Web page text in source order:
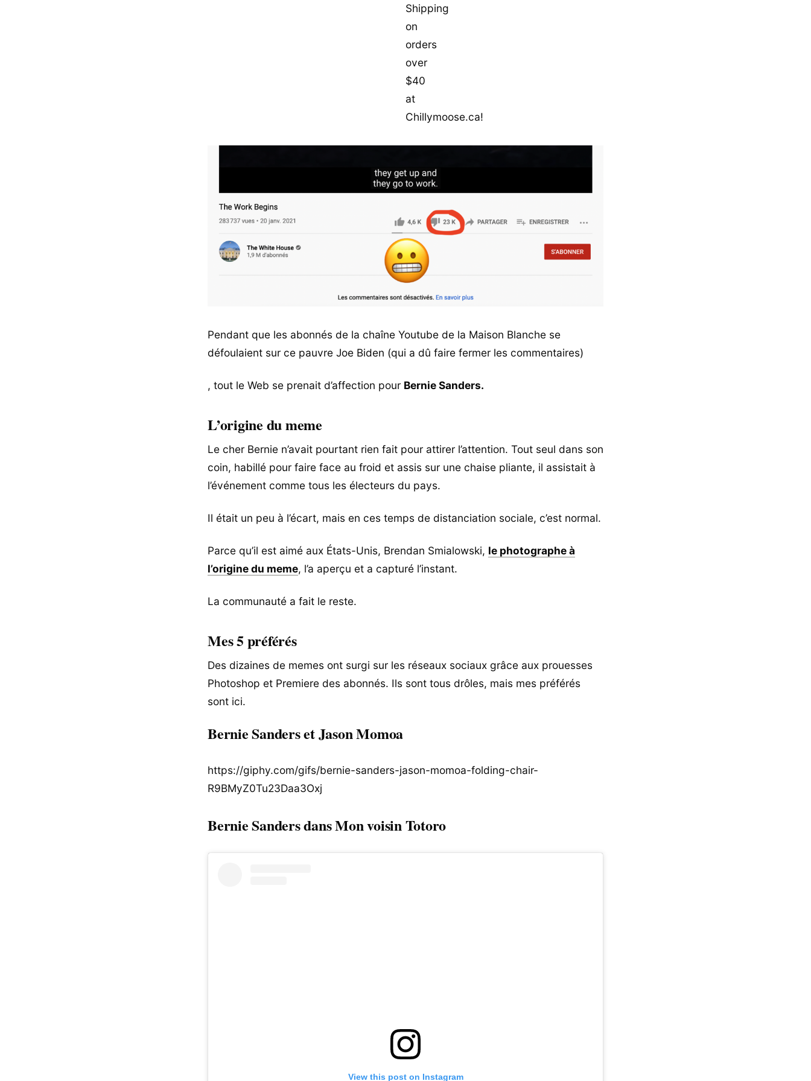
Pendant que les abonnés de la chaîne Youtube de la Maison Blanche se
défoulaient sur ce pauvre Joe Biden (qui a dû faire fermer les commentaires)
, tout le Web se prenait d’affection pour Bernie Sanders.
L’origine du meme
Le cher Bernie n’avait pourtant rien fait pour attirer l’attention. Tout seul dans son
coin, habillé pour faire face au froid et assis sur une chaise pliante, il assistait à
l’événement comme tous les électeurs du pays.
Il était un peu à l’écart, mais en ces temps de distanciation sociale, c’est normal.
Parce qu’il est aimé aux États-Unis, Brendan Smialowski, le photographe à
l’origine du meme, l’a aperçu et a capturé l’instant.
La communauté a fait le reste.
Mes 5 préférés
Des dizaines de memes ont surgi sur les réseaux sociaux grâce aux prouesses
Photoshop et Premiere des abonnés. Ils sont tous drôles, mais mes préférés
sont ici.
Bernie Sanders et Jason Momoa
https://giphy.com/gifs/bernie-sanders-jason-momoa-folding-chair-
R9BMyZ0Tu23Daa3Oxj
Bernie Sanders dans Mon voisin Totoro
View this post on Instagram